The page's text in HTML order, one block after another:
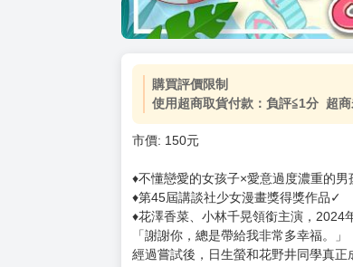
加價購 ( 共
(加購品) 買動漫★《
-
+